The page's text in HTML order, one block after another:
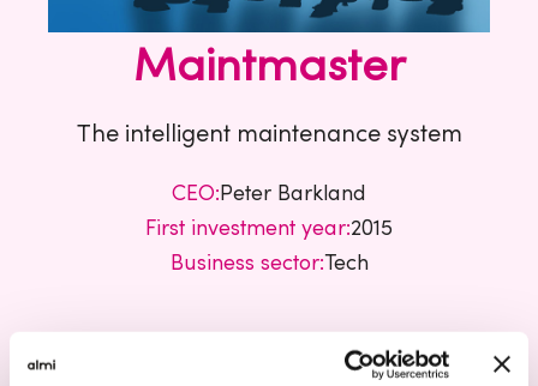
Maintmaster
The intelligent maintenance system
CEO:Peter Barkland
First investment year:2015
Business sector:Tech